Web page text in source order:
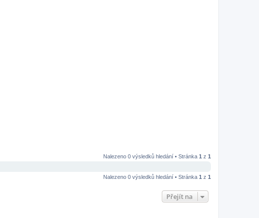
Nalezeno 0 výsledků hledání • Stránka 1 z 1
Nalezeno 0 výsledků hledání • Stránka 1 z 1
Přejít na